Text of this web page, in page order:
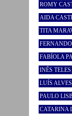
ROMY
AIDA
TITA
FABÍOLA
INÊS TELES
LUÍS
PAULO
CATARINA